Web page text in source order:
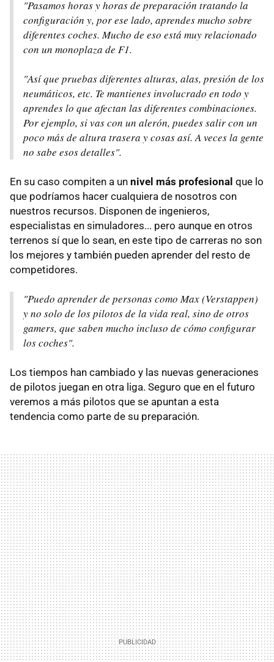
"Pasamos horas y horas de preparación tratando la
configuración y, por ese lado, aprendes mucho sobre
diferentes coches. Mucho de eso está muy relacionado
con un monoplaza de F1.
"Así que pruebas diferentes alturas, alas, presión de los
neumáticos, etc. Te mantienes involucrado en todo y
aprendes lo que afectan las diferentes combinaciones.
Por ejemplo, si vas con un alerón, puedes salir con un
poco más de altura trasera y cosas así. A veces la gente
no sabe esos detalles".
En su caso compiten a un nivel más profesional que lo
que podríamos hacer cualquiera de nosotros con
nuestros recursos. Disponen de ingenieros,
especialistas en simuladores... pero aunque en otros
terrenos sí que lo sean, en este tipo de carreras no son
los mejores y también pueden aprender del resto de
competidores.
"Puedo aprender de personas como Max (Verstappen)
y no solo de los pilotos de la vida real, sino de otros
gamers, que saben mucho incluso de cómo configurar
los coches".
Los tiempos han cambiado y las nuevas generaciones
de pilotos juegan en otra liga. Seguro que en el futuro
veremos a más pilotos que se apuntan a esta
tendencia como parte de su preparación.